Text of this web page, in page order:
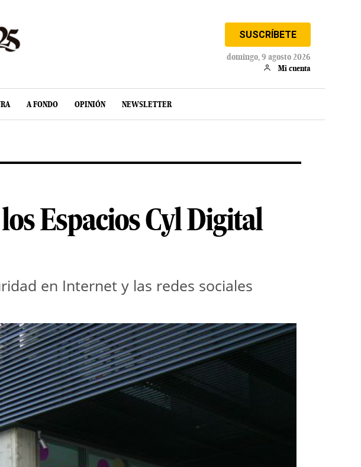
SUSCRÍBETE
domingo, 9 agosto 2026
Mi cuenta
A FONDO OPINIÓN NEWSLETTER
Espacios Cyl Digital
en Internet y las redes sociales